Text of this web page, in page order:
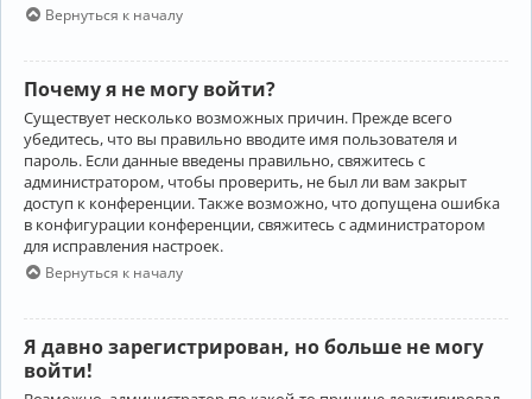
Вернуться к началу
Почему я не могу войти?
Существует несколько возможных причин. Прежде всего
убедитесь, что вы правильно вводите имя пользователя и
пароль. Если данные введены правильно, свяжитесь с
администратором, чтобы проверить, не был ли вам закрыт
доступ к конференции. Также возможно, что допущена ошибка
в конфигурации конференции, свяжитесь с администратором
для исправления настроек.
Вернуться к началу
Я давно зарегистрирован, но больше не могу
войти!